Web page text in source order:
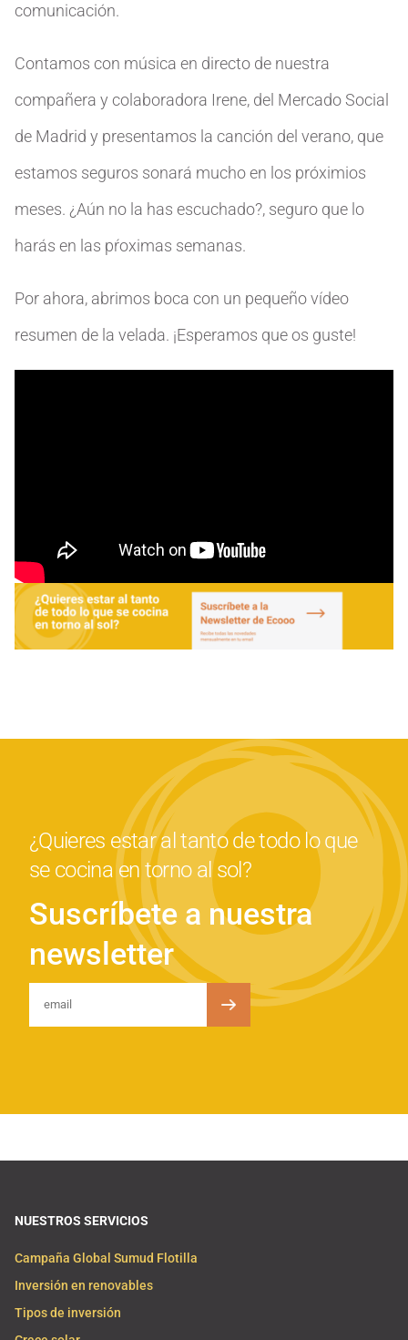
comunicación.
Contamos con música en directo de nuestra
compañera y colaboradora Irene, del Mercado Social
de Madrid y presentamos la canción del verano, que
estamos seguros sonará mucho en los próximios
meses. ¿Aún no la has escuchado?, seguro que lo
harás en las pŕoximas semanas.
Por ahora, abrimos boca con un pequeño vídeo
resumen de la velada. ¡Esperamos que os guste!
¿Quieres estar al tanto de todo lo que
se cocina en torno al sol?
Suscríbete a nuestra
newsletter
NUESTROS SERVICIOS
Campaña Global Sumud Flotilla
Inversión en renovables
Tipos de inversión